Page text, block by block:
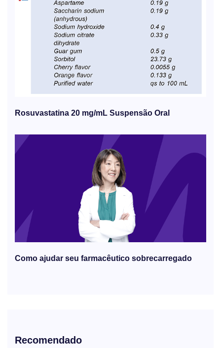
Rosuvastatina 20 mg/mL Suspensão Oral
Como ajudar seu farmacêutico sobrecarregado
Recomendado